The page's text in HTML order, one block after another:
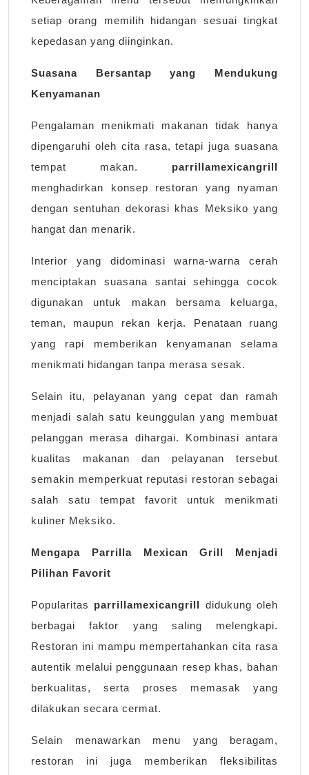
setiap orang memilih hidangan sesuai tingkat
kepedasan yang diinginkan.
Suasana Bersantap yang Mendukung
Kenyamanan
Pengalaman menikmati makanan tidak hanya
dipengaruhi oleh cita rasa, tetapi juga suasana
tempat makan. parrillamexicangrill
menghadirkan konsep restoran yang nyaman
dengan sentuhan dekorasi khas Meksiko yang
hangat dan menarik.
Interior yang didominasi warna-warna cerah
menciptakan suasana santai sehingga cocok
digunakan untuk makan bersama keluarga,
teman, maupun rekan kerja. Penataan ruang
yang rapi memberikan kenyamanan selama
menikmati hidangan tanpa merasa sesak.
Selain itu, pelayanan yang cepat dan ramah
menjadi salah satu keunggulan yang membuat
pelanggan merasa dihargai. Kombinasi antara
kualitas makanan dan pelayanan tersebut
semakin memperkuat reputasi restoran sebagai
salah satu tempat favorit untuk menikmati
kuliner Meksiko.
Mengapa Parrilla Mexican Grill Menjadi
Pilihan Favorit
Popularitas parrillamexicangrill didukung oleh
berbagai faktor yang saling melengkapi.
Restoran ini mampu mempertahankan cita rasa
autentik melalui penggunaan resep khas, bahan
berkualitas, serta proses memasak yang
dilakukan secara cermat.
Selain menawarkan menu yang beragam,
restoran ini juga memberikan fleksibilitas